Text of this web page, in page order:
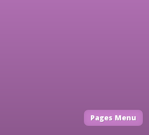
Pages Menu